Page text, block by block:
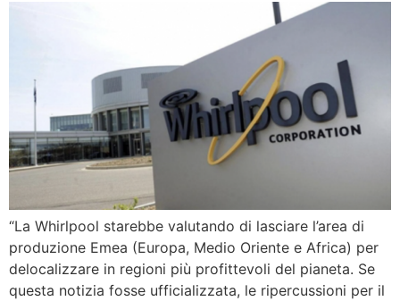
“La Whirlpool starebbe valutando di lasciare l’area di
produzione Emea (Europa, Medio Oriente e Africa) per
delocalizzare in regioni più profittevoli del pianeta. Se
questa notizia fosse ufficializzata, le ripercussioni per il